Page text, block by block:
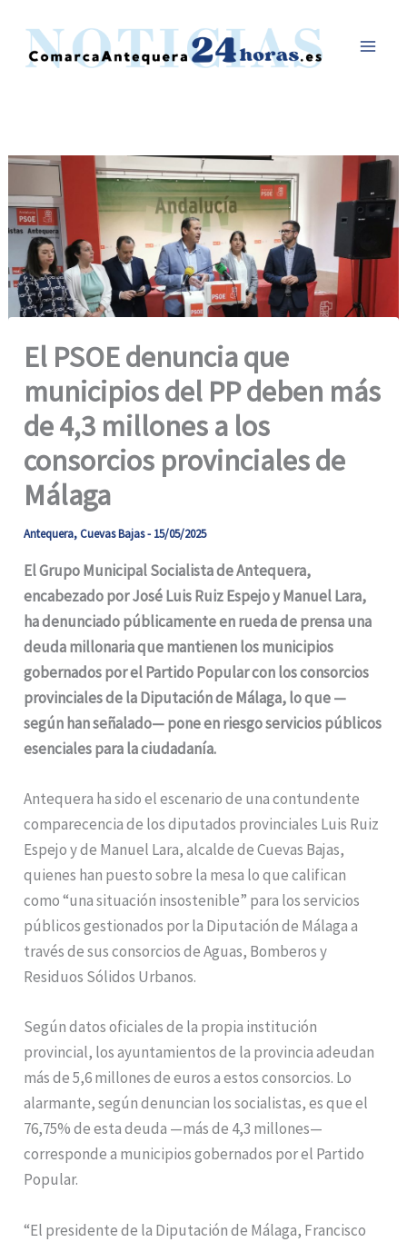
contenido
El PSOE denuncia que
municipios del PP deben más
de 4,3 millones a los
consorcios provinciales de
Málaga
Antequera,Cuevas Bajas- 15/05/2025
El Grupo Municipal Socialista de Antequera,
encabezado por José Luis Ruiz Espejo y Manuel Lara,
ha denunciado públicamente en rueda de prensa una
deuda millonaria que mantienen los municipios
gobernados por el Partido Popular con los consorcios
provinciales de la Diputación de Málaga, lo que —
según han señalado— pone en riesgo servicios públicos
esenciales para la ciudadanía.
Antequera ha sido el escenario de una contundente
comparecencia de los diputados provinciales Luis Ruiz
Espejo y de Manuel Lara, alcalde de Cuevas Bajas,
quienes han puesto sobre la mesa lo que califican
como “una situación insostenible” para los servicios
públicos gestionados por la Diputación de Málaga a
través de sus consorcios de Aguas, Bomberos y
Residuos Sólidos Urbanos.
Según datos oficiales de la propia institución
provincial, los ayuntamientos de la provincia adeudan
más de 5,6 millones de euros a estos consorcios. Lo
alarmante, según denuncian los socialistas, es que el
76,75% de esta deuda —más de 4,3 millones—
corresponde a municipios gobernados por el Partido
Popular.
“El presidente de la Diputación de Málaga, Francisco